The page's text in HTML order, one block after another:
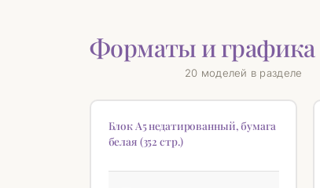
Форматы и графика
20 моделей в разделе
♡
Блок А5 недатированный, бумага
белая (352 стр.)